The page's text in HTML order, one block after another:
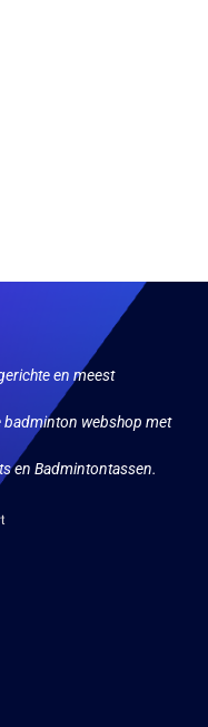
en meest
badminton webshop met
en Badmintontassen.